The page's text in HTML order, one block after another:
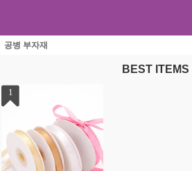
공병 부자재
BEST ITEMS
1